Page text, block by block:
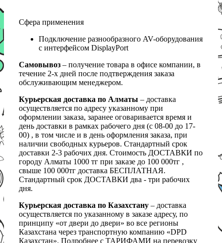
Сфера применения
Подключение разнообразного AV-оборудования
с интерфейсом DisplayPort
Самовывоз – получение товара в офисе компании, в
течение 2-х дней после подтверждения заказа
обслуживающим менеджером.
Курьерская доставка по Алматы – доставка
осуществляется по адресу указанному при
оформлении заказа, заранее оговаривается время и
день доставки в рамках рабочего дня (с 08-00 до 17-
00) , в том числе и в день оформления заказа, при
наличии свободных курьеров. Стандартный срок
доставки 2-3 рабочих дня. Стоимость ДОСТАВКИ по
городу Алматы 1000 тг при заказе до 100 000тг ,
свыше 100 000тг доставка БЕСПЛАТНАЯ.
Стандартный срок ДОСТАВКИ два - три рабочих
дня.
Курьерская доставка по Казахстану – доставка
осуществляется по указанному в заказе адресу, по
принципу «от двери до двери» во все регионы
Казахстана через транспортную компанию «DPD
Казахстан». Подробнее с ТАРИФАМИ на перевозку